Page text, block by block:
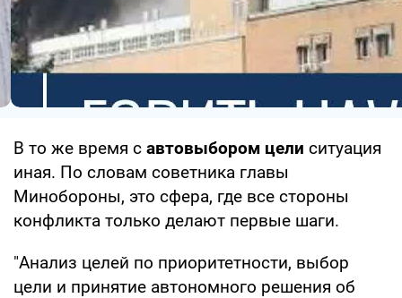
В то же время с автовыбором цели ситуация
иная. По словам советника главы
Минобороны, это сфера, где все стороны
конфликта только делают первые шаги.
"Анализ целей по приоритетности, выбор
цели и принятие автономного решения об